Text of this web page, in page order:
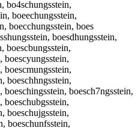
bo4schungsstein,
boeechungsstein,
boecchungsstein, boes
boesdhungsstein,
boescbungsstein,
boescyungsstein,
boescmungsstein,
boeschhngsstein,
boesch7ngsstein,
boeschubgsstein,
boeschujgsstein,
boeschunfsstein,